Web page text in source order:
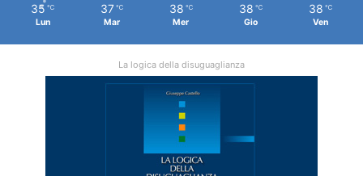
35 ℃
Lun
37 ℃
Mar
38 ℃
Mer
38 ℃
Gio
38 ℃
Ven
La logica della disuguaglianza